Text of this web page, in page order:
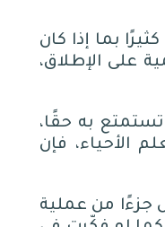
بما إذا كان
على الإطلاق،
به حقًا،
الأحياء، فإن
جزءًا من عملية